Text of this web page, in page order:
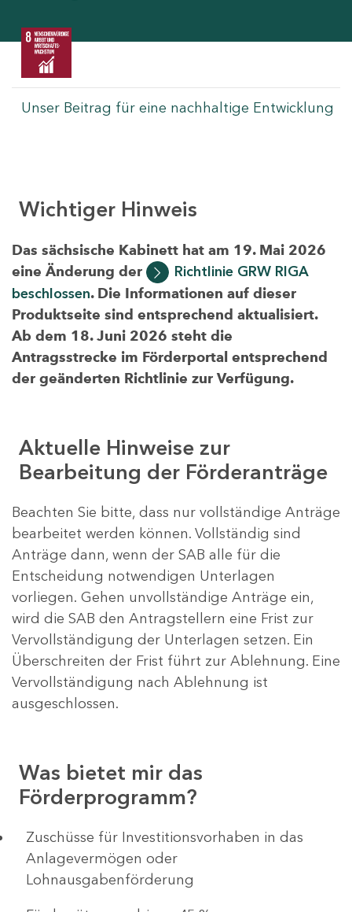
Unser Beitrag für eine nachhaltige Entwicklung
Wichtiger Hinweis
Das sächsische Kabinett hat am 19. Mai 2026
eine Änderung der
Richtlinie GRW RIGA
beschlossen. Die Informationen auf dieser
Produktseite sind entsprechend aktualisiert.
Ab dem 18. Juni 2026 steht die
Antragsstrecke im Förderportal entsprechend
der geänderten Richtlinie zur Verfügung.
Aktuelle Hinweise zur
Bearbeitung der Förderanträge
Beachten Sie bitte, dass nur vollständige Anträge
bearbeitet werden können. Vollständig sind
Anträge dann, wenn der SAB alle für die
Entscheidung notwendigen Unterlagen
vorliegen. Gehen unvollständige Anträge ein,
wird die SAB den Antragstellern eine Frist zur
Vervollständigung der Unterlagen setzen. Ein
Überschreiten der Frist führt zur Ablehnung. Eine
Vervollständigung nach Ablehnung ist
ausgeschlossen.
Was bietet mir das
Förderprogramm?
​​​​​​Zuschüsse für Investitionsvorhaben in das
Anlagevermögen oder
Lohnausgabenförderung